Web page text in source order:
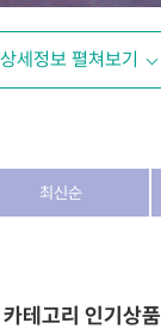
세정보 펼쳐보기
커머스최신순
테고리 인기상품